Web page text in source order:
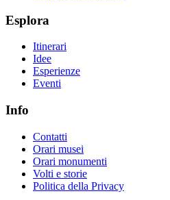
Esplora
Itinerari
Idee
Esperienze
Eventi
Info
Contatti
Orari musei
Orari monumenti
Volti e storie
Politica della Privacy